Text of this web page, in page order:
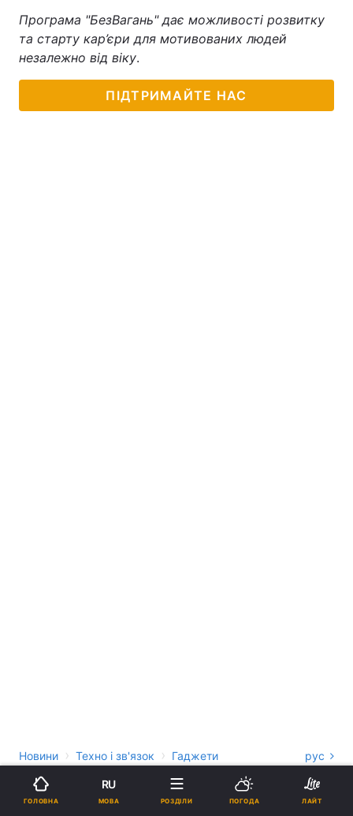
Програма "БезВагань" дає можливості розвитку
та старту кар’єри для мотивованих людей
незалежно від віку.
ПІДТРИМАЙТЕ НАС
Новини › Техно і зв'язок › Гаджети рус
Блогер порівняв автономність
головних смартфонів 2026
ГОЛОВНА
RU
МОВА РОЗДІЛИ ПОГОДА ЛАЙТ